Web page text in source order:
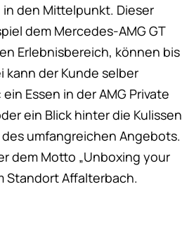
den Mittelpunkt. Dieser
dem Mercedes-AMG GT
Erlebnisbereich, können bis
kann der Kunde selber
Essen in der AMG Private
ein Blick hinter die Kulissen
umfangreichen Angebots.
dem Motto „Unboxing your
Standort Affalterbach.